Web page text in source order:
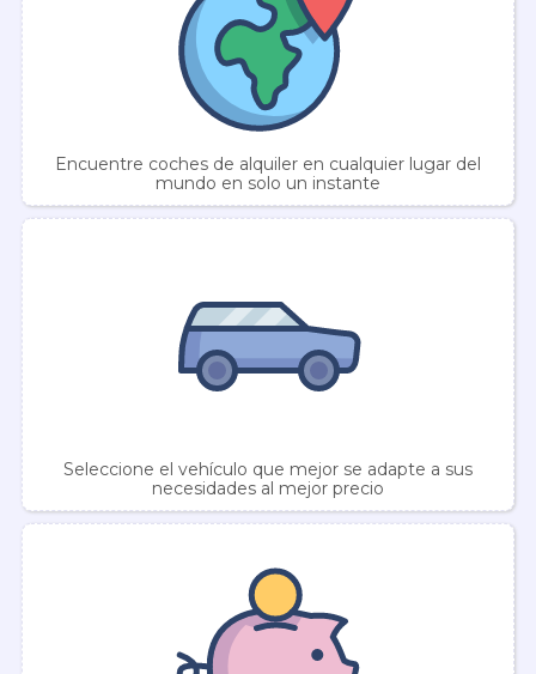
Encuentre coches de alquiler en cualquier lugar del
mundo en solo un instante
Seleccione el vehículo que mejor se adapte a sus
necesidades al mejor precio